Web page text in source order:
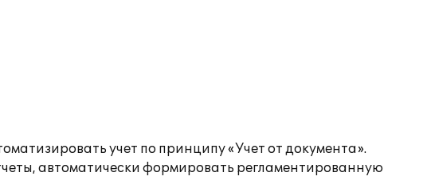
учет по принципу «Учет от документа».
автоматически формировать регламентированную